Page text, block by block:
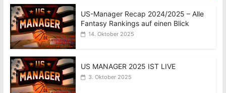
US-Manager Recap 2024/2025 – Alle
Fantasy Rankings auf einen Blick
14. Oktober 2025
US MANAGER 2025 IST LIVE
3. Oktober 2025